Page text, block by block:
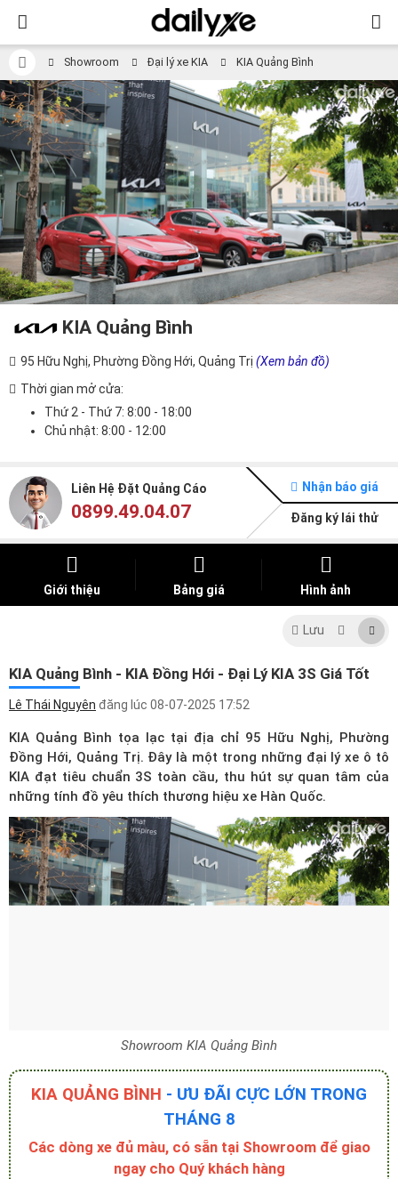
Showroom Đại lý xe KIA KIA Quảng Bình
KIA Quảng Bình
95 Hữu Nghị, Phường Đồng Hới, Quảng Trị (Xem bản đồ)
Thời gian mở cửa:
Thứ 2 - Thứ 7: 8:00 - 18:00
Chủ nhật: 8:00 - 12:00
Liên Hệ Đặt Quảng Cáo
0899.49.04.07
Nhận báo giá
Đăng ký lái thử
Giới thiệu Bảng giá Hình ảnh
Lưu
KIA Quảng Bình - KIA Đồng Hới - Đại Lý KIA 3S Giá Tốt
Lê Thái Nguyên đăng lúc 08-07-2025 17:52
KIA Quảng Bình tọa lạc tại địa chỉ 95 Hữu Nghị, Phường
Đồng Hới, Quảng Trị. Đây là một trong những đại lý xe ô tô
KIA đạt tiêu chuẩn 3S toàn cầu, thu hút sự quan tâm của
những tính đồ yêu thích thương hiệu xe Hàn Quốc.
Showroom KIA Quảng Bình
KIA QUẢNG BÌNH - ƯU ĐÃI CỰC LỚN TRONG
THÁNG 8
Các dòng xe đủ màu, có sẵn tại Showroom để giao
ngay cho Quý khách hàng